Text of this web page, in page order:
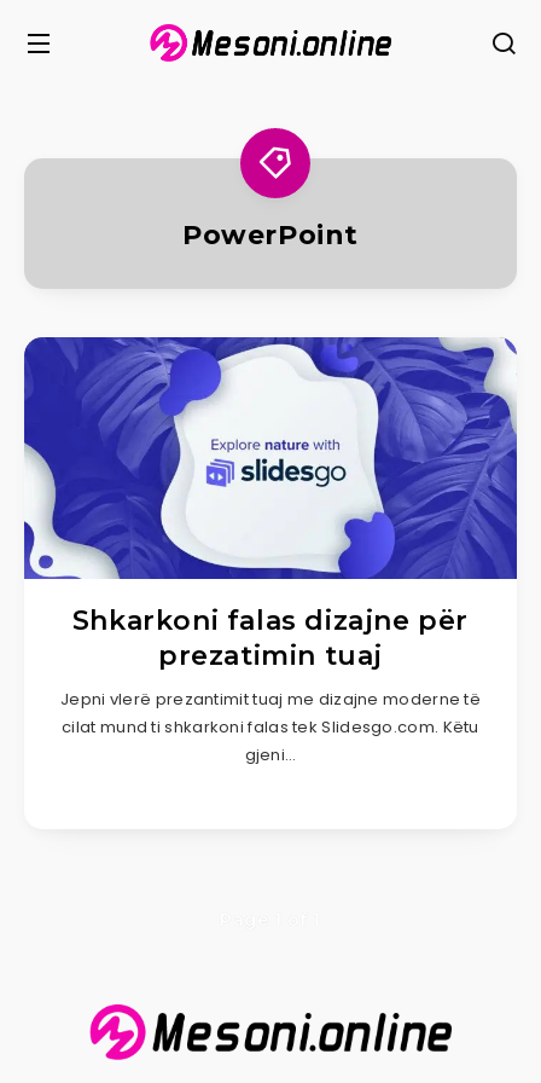
PowerPoint
Shkarkoni falas dizajne për
prezatimin tuaj
Jepni vlerë prezantimit tuaj me dizajne moderne të
cilat mund ti shkarkoni falas tek Slidesgo.com. Këtu
gjeni…